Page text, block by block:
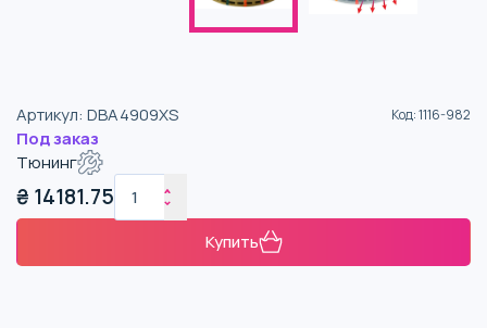
Артикул: DBA4909XS Код:1116-982
Под заказ
Тюнинг
₴ 14181.75
Купить